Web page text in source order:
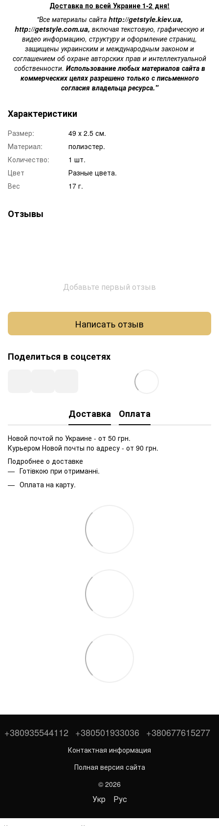
Доставка по всей Украине 1-2 дня!
"Все материалы сайта http://getstyle.kiev.ua,
http://getstyle.com.ua, включая текстовую, графическую и
видео информацию, структуру и оформление страниц,
защищены украинским и международным законом и
соглашением об охране авторских прав и интеллектуальной
собственности. Использование любых материалов сайта в
коммерческих целях разрешено только с письменного
согласия владельца ресурса."
Характеристики
Размер:
49 х 2.5 см.
Материал:
полиэстер.
Количество:
1 шт.
Цвет
Разные цвета.
Вес
17 г.
Отзывы
Добавьте первый отзыв
Написать отзыв
Поделиться в соцсетях
Доставка Оплата
Новой почтой по Украине - от 50 грн.
Курьером Новой почты по адресу - от 90 грн.
Подробнее о доставке
Готівкою при отриманні.
Оплата на карту.
+380935544112 +380501933036 +380677615277
Контактная информация
Полная версия сайта
© 2026
Укр Рус